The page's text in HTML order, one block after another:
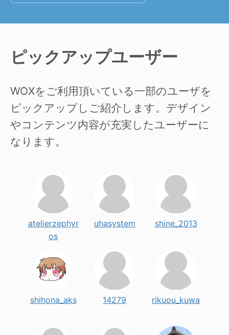
ピックアップユーザー
WOXをご利用頂いている一部のユーザを
ピックアップしご紹介します。デザイン
やコンテンツ内容が充実したユーザーに
なります。
atelierzephyr
os
uhasystem shine_2013
shihona_aks 14279 rikuou_kuwa